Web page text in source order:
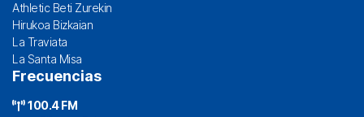
Athletic Beti Zurekin
Hirukoa Bizkaian
La Traviata
La Santa Misa
Frecuencias
100.4 FM